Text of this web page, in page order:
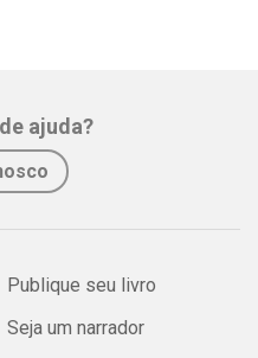
ajuda?
Publique seu livro
Seja um narrador